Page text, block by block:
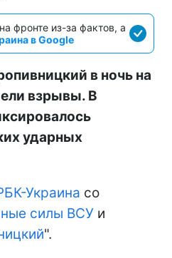
фронте из-за фактов, а
в Google
в ночь на
взрывы. В
ударных
Украина со
силы ВСУ и
".